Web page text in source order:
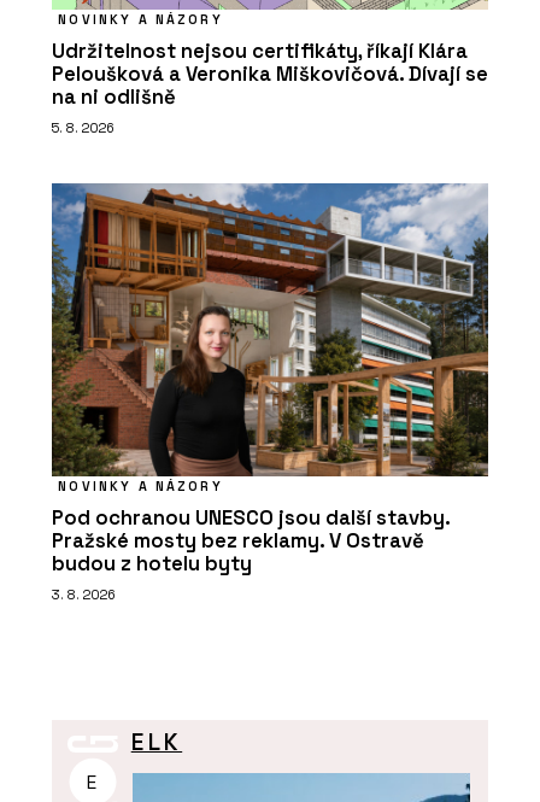
NOVINKY A NÁZORY
Udržitelnost nejsou certifikáty, říkají Klára
Peloušková a Veronika Miškovičová. Dívají se
na ni odlišně
5. 8. 2026
NOVINKY A NÁZORY
Pod ochranou UNESCO jsou další stavby.
Pražské mosty bez reklamy. V Ostravě
budou z hotelu byty
3. 8. 2026
E
ELK